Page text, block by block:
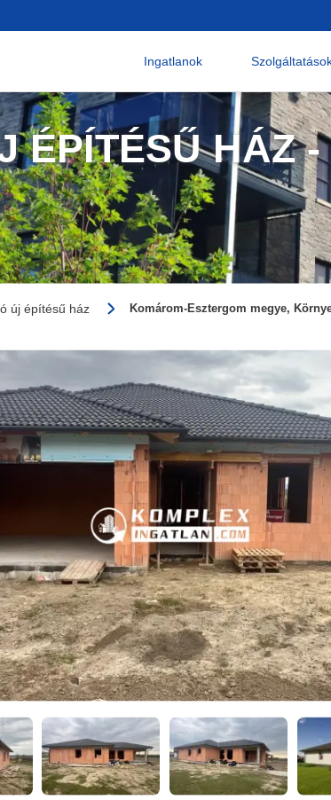
Ingatlanok
ÉPÍTÉSŰ HÁZ
új építésű ház Komárom-Esztergom megye,